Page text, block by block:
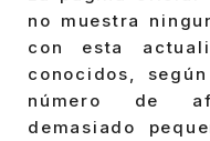
no muestra
con esta
conocidos,
número de
demasiado